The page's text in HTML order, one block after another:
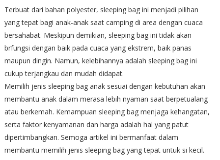
Terbuat dari bahan polyester, sleeping bag ini menjadi pilihan
yang tepat bagi anak-anak saat camping di area dengan cuaca
bersahabat. Meskipun demikian, sleeping bag ini tidak akan
brfungsi dengan baik pada cuaca yang ekstrem, baik panas
maupun dingin. Namun, kelebihannya adalah sleeping bag ini
cukup terjangkau dan mudah didapat.
Memilih jenis sleeping bag anak sesuai dengan kebutuhan akan
membantu anak dalam merasa lebih nyaman saat berpetualang
atau berkemah. Kemampuan sleeping bag menjaga kehangatan,
serta faktor kenyamanan dan harga adalah hal yang patut
dipertimbangkan. Semoga artikel ini bermanfaat dalam
membantu memilih jenis sleeping bag yang tepat untuk si kecil.